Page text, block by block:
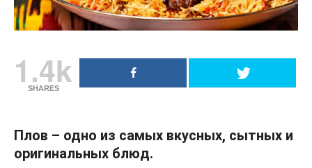
1.4k
SHARES
Плов – одно из самых вкусных, сытных и
оригинальных блюд.